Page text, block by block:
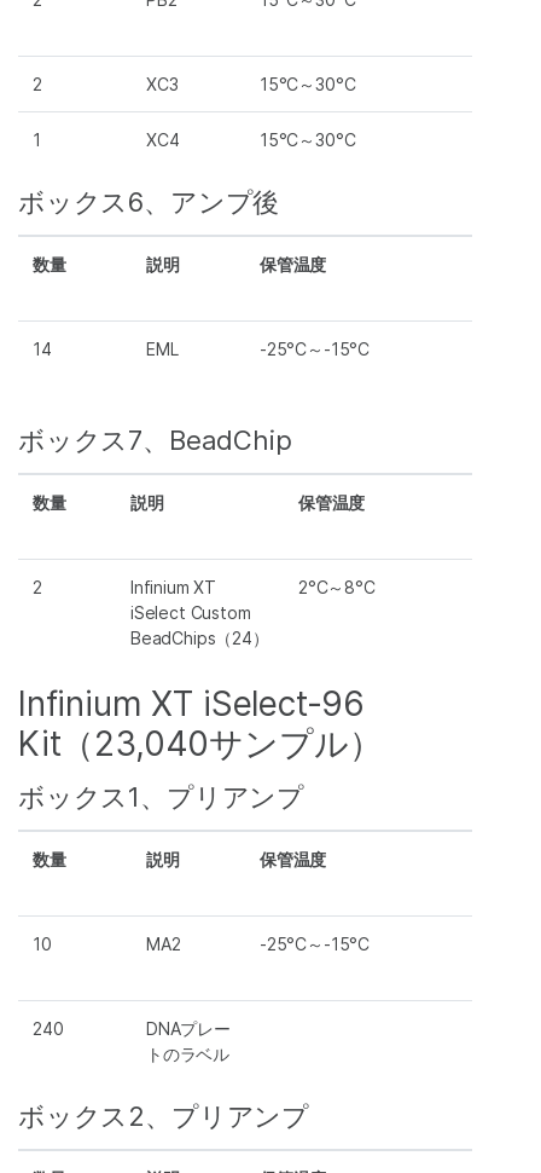
2 XC3 15°C～30°C
1 XC4 15°C～30°C
ボックス6、アンプ後
数量 説明 保管温度
14 EML -25°C～-15°C
ボックス7、BeadChip
数量 説明 保管温度
2
Infinium XT
iSelect Custom
BeadChips（24）
2°C～8°C
Infinium XT iSelect-96
Kit（23,040サンプル）
ボックス1、プリアンプ
数量 説明 保管温度
10 MA2 -25°C～-15°C
240
DNAプレー
トのラベル
ボックス2、プリアンプ